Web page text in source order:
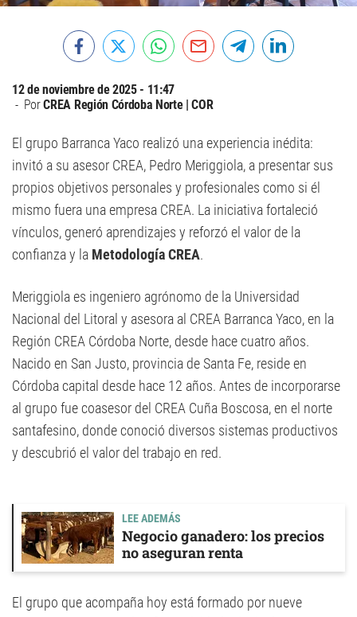
12 de noviembre de 2025 - 11:47
PorCREA Región Córdoba Norte | COR
El grupo Barranca Yaco realizó una experiencia inédita:
invitó a su asesor CREA, Pedro Meriggiola, a presentar sus
propios objetivos personales y profesionales como si él
mismo fuera una empresa CREA. La iniciativa fortaleció
vínculos, generó aprendizajes y reforzó el valor de la
confianza y la Metodología CREA.
Meriggiola es ingeniero agrónomo de la Universidad
Nacional del Litoral y asesora al CREA Barranca Yaco, en la
Región CREA Córdoba Norte, desde hace cuatro años.
Nacido en San Justo, provincia de Santa Fe, reside en
Córdoba capital desde hace 12 años. Antes de incorporarse
al grupo fue coasesor del CREA Cuña Boscosa, en el norte
santafesino, donde conoció diversos sistemas productivos
y descubrió el valor del trabajo en red.
LEE ADEMÁS
Negocio ganadero: los precios
no aseguran renta
El grupo que acompaña hoy está formado por nueve